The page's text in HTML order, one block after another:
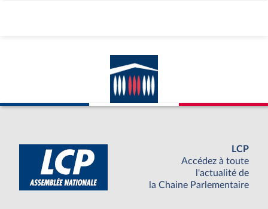
LCP
Accédez à toute
l'actualité de
la Chaine Parlementaire